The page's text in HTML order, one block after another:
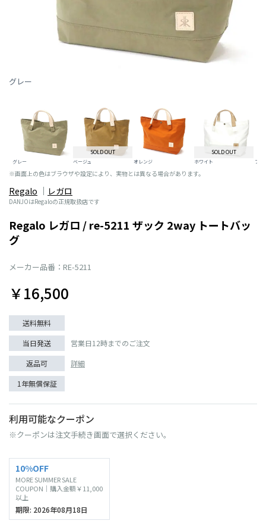
グレー
グレー
SOLD OUT
ベージュ オレンジ
SOLD OUT
ホワイト ブラ
※画面上の色はブラウザや設定により、実物とは異なる場合があります。
Regalo レガロ
DANJOはRegaloの正規取扱店です
Regalo レガロ / re-5211 ザック 2way トートバッ
グ
メーカー品番：RE-5211
￥16,500
送料無料
当日発送
営業日12時までのご注文
返品可
詳細
1年無償保証
利用可能なクーポン
※クーポンは注文手続き画面で選択ください。
10%OFF
MORE SUMMER SALE
COUPON｜購入金額￥11,000
以上
期限: 2026年08月18日